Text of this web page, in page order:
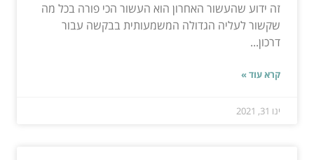
זה ידוע שהעשור האחרון הוא העשור הכי פורה בכל מה
שקשור לעליה הגדולה המשמעותית בבקשה עבור
דרכון...
קרא עוד »
ינו 31, 2021